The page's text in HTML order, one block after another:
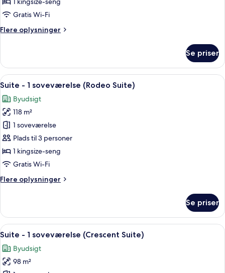
soveværelse
pejs
Gratis Wi-Fi
Flere oplysninger
Flere
-
soveværelse
pejs
værelset
Se priser
Indlæs
alle
billeder
af
Suite
-
1
soveværelse
Suite)
En rummelig stue med en moderne
6
Suite - 1 soveværelse (Rodeo Suite)
Byudsigt
118 m²
1 soveværelse
Plads til 3 personer
1 kingsize-seng
Gratis Wi-Fi
Flere oplysninger
Flere
-
soveværelse
Suite)
Se priser
Indlæs
alle
billeder
af
En rummelig stue med en beige
6
Suite - 1 soveværelse (Crescent Suite)
Byudsigt
98 m²